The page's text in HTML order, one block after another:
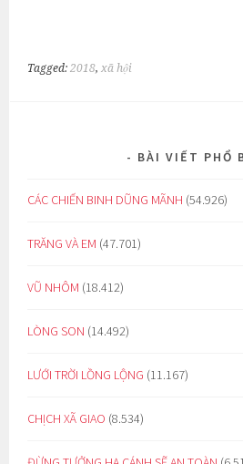
Tagged:2018, xã hội
BÀI VIẾT PHỔ
CÁC CHIẾN BINH DŨNG MÃNH (54.926)
TRĂNG VÀ EM (47.701)
VŨ NHÔM (18.412)
LÒNG SON (14.492)
LƯỚI TRỜI LỒNG LỘNG (11.167)
CHỊCH XÃ GIAO (8.534)